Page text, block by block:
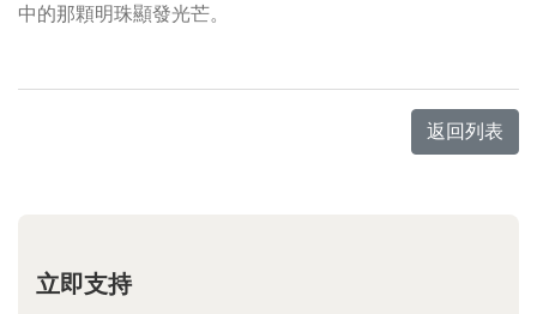
中的那顆明珠顯發光芒。
返回列表
立即支持